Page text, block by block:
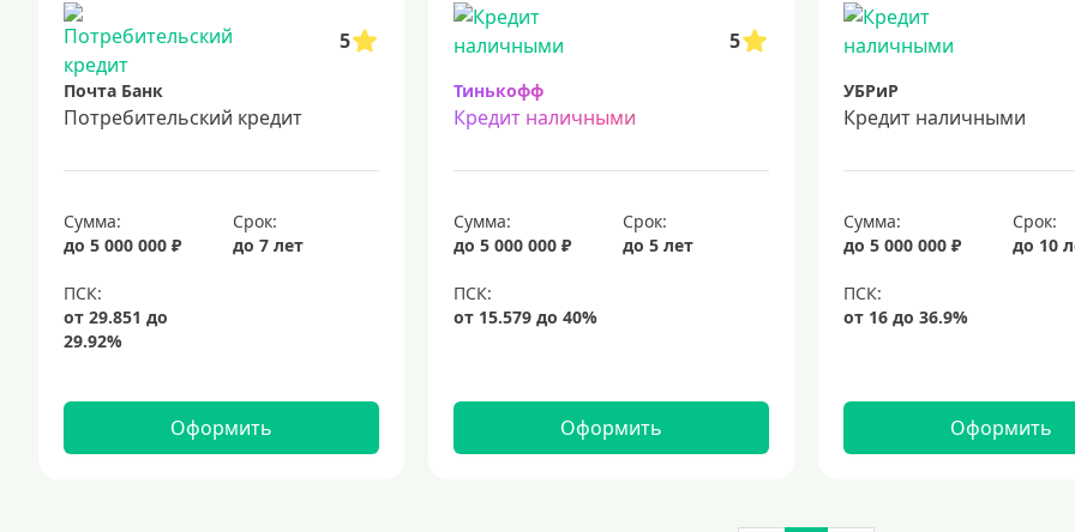
5
Почта Банк
Потребительский кредит
Сумма:
до 5 000 000 ₽
Срок:
до 7 лет
Оформить
5
Тинькофф
Кредит наличными
Сумма:
до 5 000 000 ₽
Срок:
до 5 лет
Оформить
УБРиР
Кредит наличными
Сумма:
до 5 000 000 ₽
Срок:
до 10
Оформить